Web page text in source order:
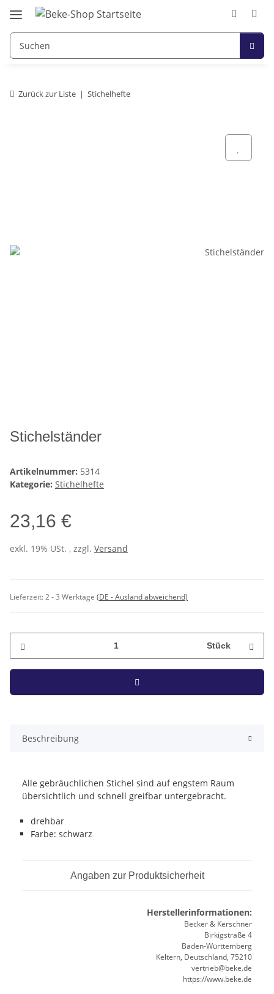
Zurück zur Liste Stichelhefte
Stichelständer
Artikelnummer: 5314
Kategorie: Stichelhefte
23,16 €
exkl. 19% USt. , zzgl. Versand
Lieferzeit:2 - 3 Werktage (DE - Ausland abweichend)
Stück
Beschreibung
Alle gebräuchlichen Stichel sind auf engstem Raum
übersichtlich und schnell greifbar untergebracht.
drehbar
Farbe: schwarz
Angaben zur Produktsicherheit
Herstellerinformationen:
Becker & Kerschner
Birkigstraße 4
Baden-Württemberg
Keltern, Deutschland, 75210
vertrieb@beke.de
https://www.beke.de